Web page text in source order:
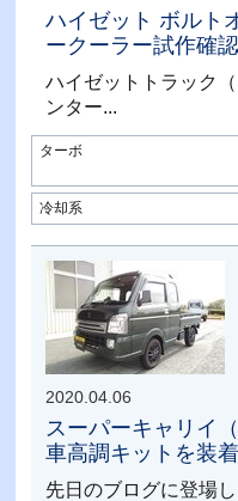
ハイゼット ボルト
ークーラー試作確
ハイゼットトラック
ンター...
ターボ
冷却系
2020.04.06
スーパーキャリイ
車高調キットを装
先日のブログに登場